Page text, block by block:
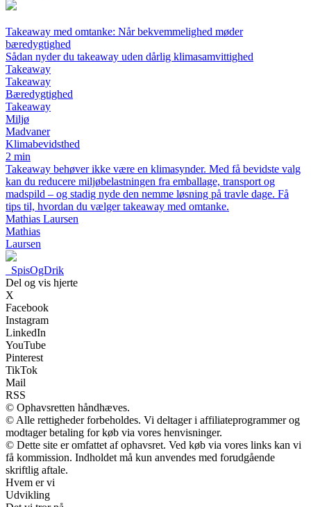
Takeaway med omtanke: Når bekvemmelighed møder
bæredygtighed
Sådan nyder du takeaway uden dårlig klimasamvittighed
Takeaway
Takeaway
Bæredygtighed
Takeaway
Miljø
Madvaner
Klimabevidsthed
2 min
Takeaway behøver ikke være en klimasynder. Med få bevidste valg
kan du reducere miljøbelastningen fra emballage, transport og
madspild – og stadig nyde den nemme løsning på travle dage. Få
tips til, hvordan du vælger takeaway med omtanke.
Mathias Laursen
Mathias
Laursen
SpisOgDrik
Del og vis hjerte
X
Facebook
Instagram
LinkedIn
YouTube
Pinterest
TikTok
Mail
RSS
© Ophavsretten håndhæves.
© Alle rettigheder forbeholdes. Vi deltager i affiliateprogrammer og
modtager betaling for køb via vores henvisninger.
© Dette site er omfattet af ophavsret. Ved køb via vores links kan vi
få kommission. Indholdet må kun anvendes med forudgående
skriftlig aftale.
Hvem er vi
Udvikling